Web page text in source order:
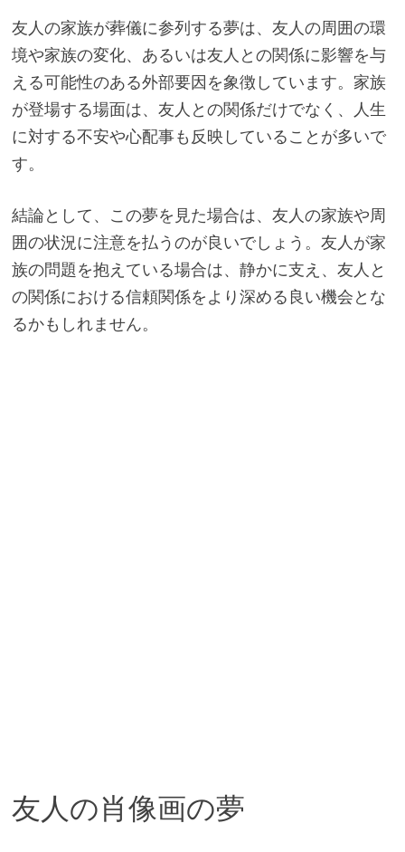
友人の家族が葬儀に参列する夢は、友人の周囲の環
境や家族の変化、あるいは友人との関係に影響を与
える可能性のある外部要因を象徴しています。家族
が登場する場面は、友人との関係だけでなく、人生
に対する不安や心配事も反映していることが多いで
す。
結論として、この夢を見た場合は、友人の家族や周
囲の状況に注意を払うのが良いでしょう。友人が家
族の問題を抱えている場合は、静かに支え、友人と
の関係における信頼関係をより深める良い機会とな
るかもしれません。
友人の肖像画の夢